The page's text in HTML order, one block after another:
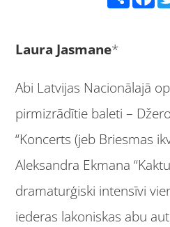
Laura Jasmane*
Abi Latvijas Nacionālajā
pirmizrādītie baleti –
“Koncerts (jeb Briesmas
Aleksandra Ekmana
dramaturģiski intensīvi
iederas lakoniskas abu